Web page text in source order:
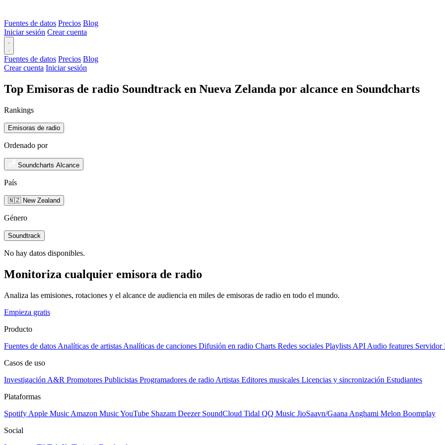
Fuentes de datos Precios Blog
Iniciar sesión Crear cuenta
Fuentes de datos Precios Blog
Crear cuenta Iniciar sesión
Top Emisoras de radio Soundtrack en Nueva Zelanda por alcance en Soundcharts
Rankings
Emisoras de radio
Ordenado por
Soundcharts Alcance
País
🇳🇿 New Zealand
Género
Soundtrack
No hay datos disponibles.
Monitoriza cualquier emisora de radio
Analiza las emisiones, rotaciones y el alcance de audiencia en miles de emisoras de radio en todo el mundo.
Empieza gratis
Producto
Fuentes de datos Analíticas de artistas Analíticas de canciones Difusión en radio Charts Redes sociales Playlists API Audio features Servidor
Casos de uso
Investigación A&R Promotores Publicistas Programadores de radio Artistas Editores musicales Licencias y sincronización Estudiantes
Plataformas
Spotify Apple Music Amazon MusicYouTube Shazam Deezer SoundCloud Tidal QQ Music JioSaavn/Gaana Anghami Melon Boomplay
Social